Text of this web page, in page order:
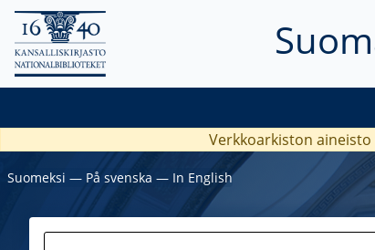
Verkkoarkiston
Suomeksi ― På svenska ― In English